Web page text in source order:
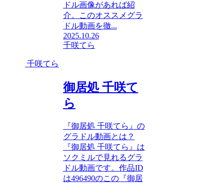
ドル画像があれば紹
介。このオススメグラ
ドル動画を徹...
2025.10.26
千咲てら
千咲てら
御居処 千咲て
ら
『御居処 千咲てら』の
グラドル動画とは？
『御居処 千咲てら』は
ソクミルで見れるグラ
ドル動画です。作品ID
は496490のこの『御居